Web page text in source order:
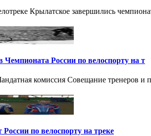
Крылатское завершились
Чемпионата России по велоспорту на т
комиссия Совещание тренеров и
по велоспорту на треке